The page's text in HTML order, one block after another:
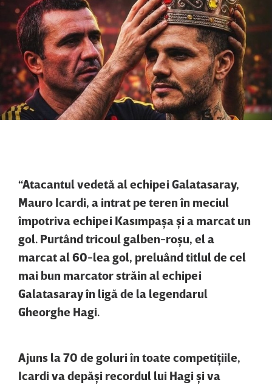
“Atacantul vedetă al echipei Galatasaray,
Mauro Icardi, a intrat pe teren în meciul
împotriva echipei Kasımpaşa şi a marcat un
gol. Purtând tricoul galben-roşu, el a
marcat al 60-lea gol, preluând titlul de cel
mai bun marcator străin al echipei
Galatasaray în ligă de la legendarul
Gheorghe Hagi.
Ajuns la 70 de goluri în toate competiţiile,
Icardi va depăşi recordul lui Hagi şi va